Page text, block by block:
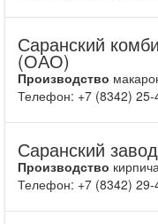
Саранский
(ОАО)
Производство
Телефон: +7 (8342)
Саранский
Производство
Телефон: +7 (8342)